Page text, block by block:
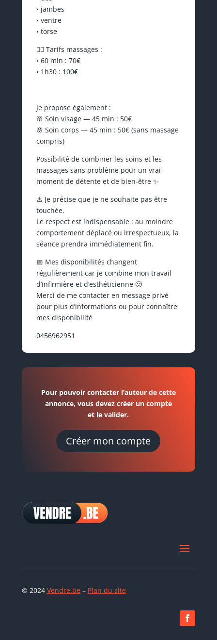
• jambes
• ventre
• torse
💆‍♀️ Tarifs massages :
• 60 min : 70€
• 1h30 : 100€
Je propose également :
🌸 Soin visage — 45 min : 50€
🌸 Soin corps — 45 min : 50€ (sans massage
compris)
Possibilité de combiner les soins et les
massages sans problème pour un vrai
moment de détente et de bien-être ✨
⚠️ Je précise que je ne souhaite pas être
touchée.
Le respect est indispensable : au moindre
comportement déplacé ou irrespectueux, la
séance prendra immédiatement fin.
📅 Mes disponibilités changent
régulièrement car je combine mon travail
d’infirmière et d’esthéticienne 🙂
Merci de me contacter en message privé
pour plus d’informations ou pour connaître
mes disponibilité
0456962951
Pour pouvoir contacter l’auteur de cette
annonce, vous devez créer un compte
et le valider.
Créer mon compte
© 2024 Vendre.be– Plan du site